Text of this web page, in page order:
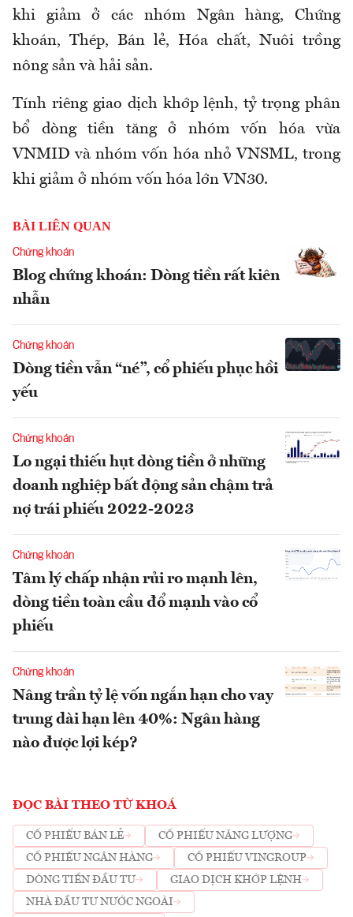
khi giảm ở các nhóm Ngân hàng, Chứng
khoán, Thép, Bán lẻ, Hóa chất, Nuôi trồng
nông sản và hải sản.
Tính riêng giao dịch khớp lệnh, tỷ trọng phân
bổ dòng tiền tăng ở nhóm vốn hóa vừa
VNMID và nhóm vốn hóa nhỏ VNSML, trong
khi giảm ở nhóm vốn hóa lớn VN30.
BÀI LIÊN QUAN
Chứng khoán
Blog chứng khoán: Dòng tiền rất kiên
nhẫn
Chứng khoán
Dòng tiền vẫn “né”, cổ phiếu phục hồi
yếu
Chứng khoán
Lo ngại thiếu hụt dòng tiền ở những
doanh nghiệp bất động sản chậm trả
nợ trái phiếu 2022-2023
Chứng khoán
Tâm lý chấp nhận rủi ro mạnh lên,
dòng tiền toàn cầu đổ mạnh vào cổ
phiếu
Chứng khoán
Nâng trần tỷ lệ vốn ngắn hạn cho vay
trung dài hạn lên 40%: Ngân hàng
nào được lợi kép?
ĐỌC BÀI THEO TỪ KHOÁ
CỔ PHIẾU BÁN LẺ
CỔ PHIẾU NĂNG LƯỢNG
CỔ PHIẾU NGÂN HÀNG
CỔ PHIẾU VINGROUP
DÒNG TIỀN ĐẦU TƯ
GIAO DỊCH KHỚP LỆNH
NHÀ ĐẦU TƯ NƯỚC NGOÀI